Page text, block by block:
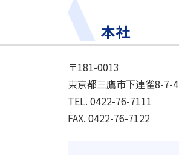
本社
〒181-0013
東京都三鷹市下連雀8-7-4
TEL. 0422-76-7111
FAX. 0422-76-7122